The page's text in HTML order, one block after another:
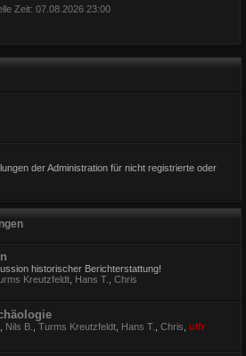
Zeit: 07.08.2026 23:00
der Administration für nicht registrierte oder
historischer Berichterstattung!
Kreutzfeldt Hans T.
Chris
Nils B. Turms Kreutzfeldt Hans T. Chris ulfr